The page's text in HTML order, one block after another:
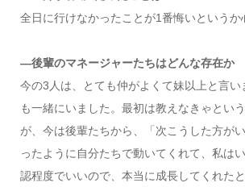
全日に行けなかったことが1番悔いというか
―後輩のマネージャーたちはどんな存在か
今の3人は、とても仲がよくて妹以上と言い
も一緒にいました。最初は教えなきゃとい
が、今は後輩たちから、「次こうした方が
ったように自分たちで動いてくれて、私は
認程度でいいので、本当に成長してくれた